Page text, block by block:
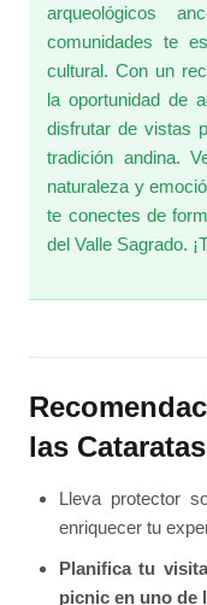
arqueológicos
comunidades te
cultural. Con un
la oportunidad de
disfrutar de vistas
tradición andina.
naturaleza y
te conectes de
del Valle Sagrado.
las
Lleva protector
enriquecer tu
Planifica tu
picnic en uno de